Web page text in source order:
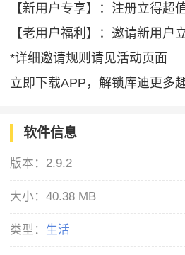
【新用户专享】：注册立得超
【老用户福利】：邀请新用户
*详细邀请规则请见活动页面
立即下载APP，解锁库迪更多
软件信息
版本： 2.9.2
大小：40.38 MB
类型： 生活